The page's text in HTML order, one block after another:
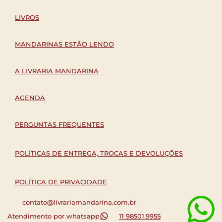
LIVROS
MANDARINAS ESTÃO LENDO
A LIVRARIA MANDARINA
AGENDA
PERGUNTAS FREQUENTES
POLÍTICAS DE ENTREGA, TROCAS E DEVOLUÇÕES
POLÍTICA DE PRIVACIDADE
contato@livrariamandarina.com.br
Atendimento por whatsapp
11 98501.9955